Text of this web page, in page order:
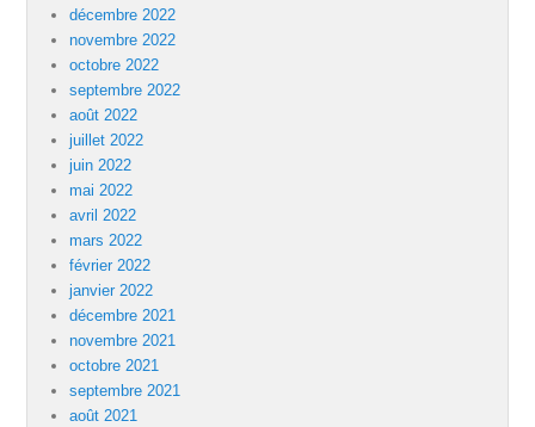
décembre 2022
novembre 2022
octobre 2022
septembre 2022
août 2022
juillet 2022
juin 2022
mai 2022
avril 2022
mars 2022
février 2022
janvier 2022
décembre 2021
novembre 2021
octobre 2021
septembre 2021
août 2021